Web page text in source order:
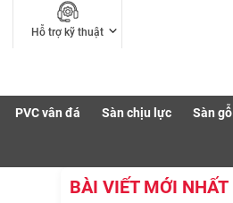
Hỗ trợ kỹ thuật
PVC vân đá Sàn chịu lực Sàn gỗ
BÀI VIẾT MỚI NHẤT